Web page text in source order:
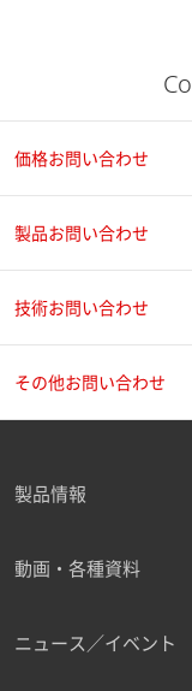
価格お問い合わせ
製品お問い合わせ
技術お問い合わせ
その他お問い合わせ
製品情報
動画・各種資料
ニュース／イベント